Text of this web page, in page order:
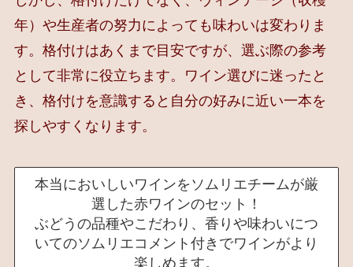
年）や生産者の努力によっても味わいは変わりま
す。格付けはあくまで目安ですが、選ぶ際の参考
として非常に役立ちます。ワイン選びに迷ったと
き、格付けを意識すると自分の好みに近い一本を
探しやすくなります。
本当においしいワインをソムリエチームが厳
選した赤ワインのセット！
ぶどうの品種やこだわり、香りや味わいにつ
いてのソムリエコメント付きでワインがより
楽しめます。